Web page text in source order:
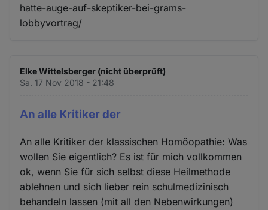
hatte-auge-auf-skeptiker-bei-grams-
lobbyvortrag/
Elke Wittelsberger (nicht überprüft)
Sa. 17 Nov 2018 - 21:48
An alle Kritiker der
An alle Kritiker der klassischen Homöopathie: Was
wollen Sie eigentlich? Es ist für mich vollkommen
ok, wenn Sie für sich selbst diese Heilmethode
ablehnen und sich lieber rein schulmedizinisch
behandeln lassen (mit all den Nebenwirkungen)